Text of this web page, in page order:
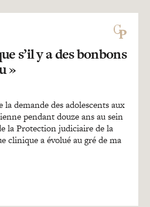
s’il y a des bonbons
»
demande des adolescents aux
pendant douze ans au sein
la Protection judiciaire de la
clinique a évolué au gré de ma